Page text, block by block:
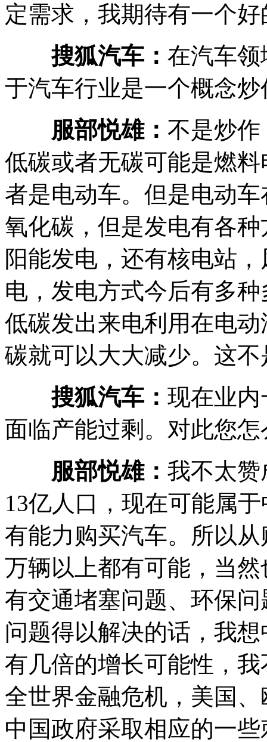
定需求，我期待有一个
搜狐汽车： 在汽车领
于汽车行业是一个概念
服部悦雄： 不是炒
低碳或者无碳可能是燃
者是电动车。但是电动
氧化碳，但是发电有各
阳能发电，还有核电站
电，发电方式今后有多
低碳发出来电利用在电
碳就可以大大减少。这
搜狐汽车： 现在业
面临产能过剩。对此您怎
服部悦雄： 我不太
13亿人口，现在可能属
有能力购买汽车。所以
万辆以上都有可能，当
有交通堵塞问题、环保
问题得以解决的话，我
有几倍的增长可能性，
全世界金融危机，美国
中国政府采取相应的一